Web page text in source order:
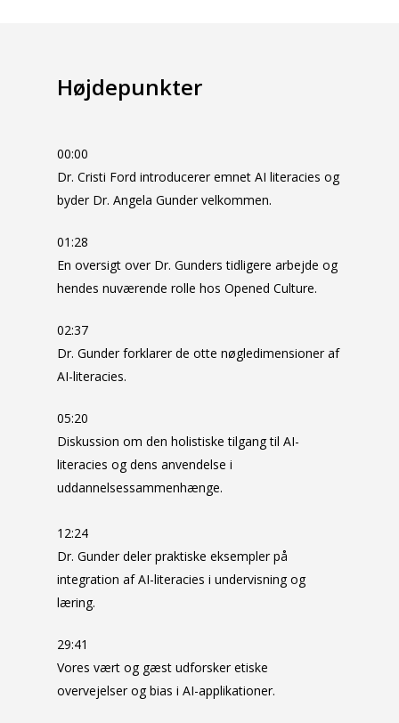
Højdepunkter
00:00
Dr. Cristi Ford introducerer emnet AI literacies og
byder Dr. Angela Gunder velkommen.
01:28
En oversigt over Dr. Gunders tidligere arbejde og
hendes nuværende rolle hos Opened Culture.
02:37
Dr. Gunder forklarer de otte nøgledimensioner af
AI-literacies.
05:20
Diskussion om den holistiske tilgang til AI-
literacies og dens anvendelse i
uddannelsessammenhænge.
12:24
Dr. Gunder deler praktiske eksempler på
integration af AI-literacies i undervisning og
læring.
29:41
Vores vært og gæst udforsker etiske
overvejelser og bias i AI-applikationer.